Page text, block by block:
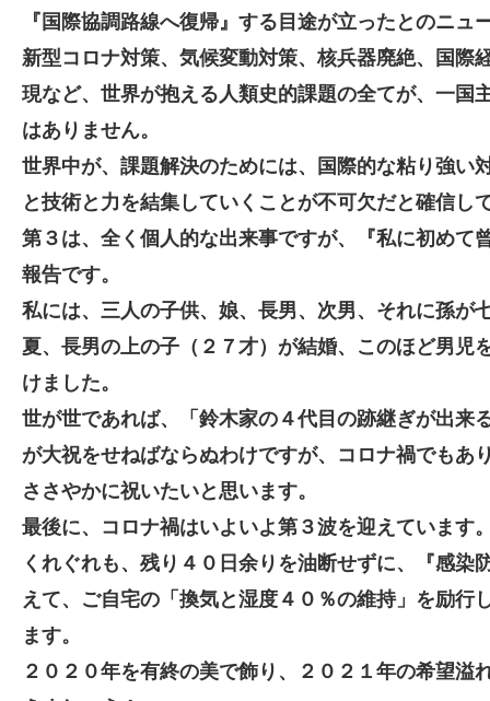
『国際協調路線へ復帰』する目途が立ったとのニュ
新型コロナ対策、気候変動対策、核兵器廃絶、国際
現など、世界が抱える人類史的課題の全てが、一国
はありません。
世界中が、課題解決のためには、国際的な粘り強い
と技術と力を結集していくことが不可欠だと確信し
第３は、全く個人的な出来事ですが、『私に初めて
報告です。
私には、三人の子供、娘、長男、次男、それに孫が
夏、長男の上の子（２７才）が結婚、このほど男児
けました。
世が世であれば、「鈴木家の４代目の跡継ぎが出来
が大祝をせねばならぬわけですが、コロナ禍でもあ
ささやかに祝いたいと思います。
最後に、コロナ禍はいよいよ第３波を迎えています
くれぐれも、残り４０日余りを油断せずに、『感染
えて、ご自宅の「換気と湿度４０％の維持」を励行
ます。
２０２０年を有終の美で飾り、２０２１年の希望溢